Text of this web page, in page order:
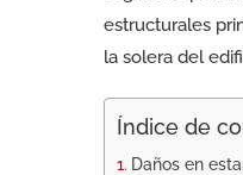
estructurales
la solera del
Índice de
Daños en